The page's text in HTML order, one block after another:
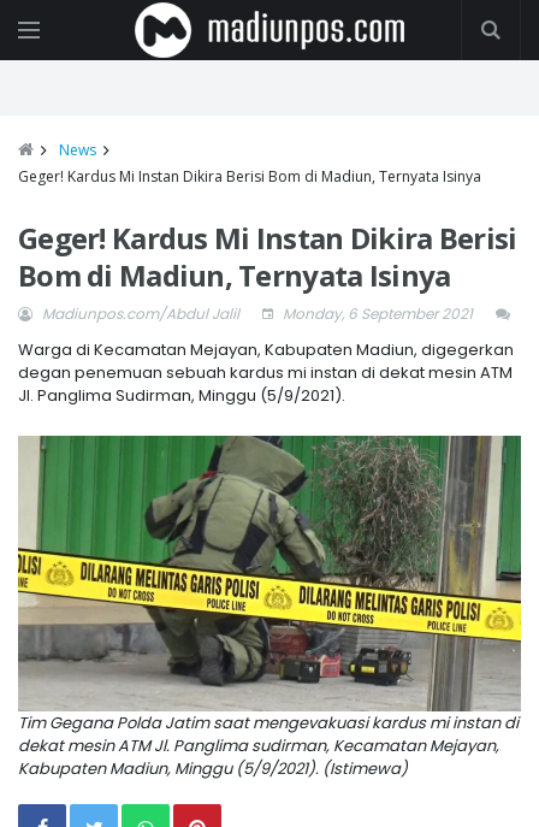
News
Geger! Kardus Mi Instan Dikira Berisi Bom di Madiun, Ternyata Isinya
Geger! Kardus Mi Instan Dikira Berisi
Bom di Madiun, Ternyata Isinya
Madiunpos.com/Abdul Jalil Monday, 6 September 2021
Warga di Kecamatan Mejayan, Kabupaten Madiun, digegerkan
degan penemuan sebuah kardus mi instan di dekat mesin ATM
Jl. Panglima Sudirman, Minggu (5/9/2021).
Tim Gegana Polda Jatim saat mengevakuasi kardus mi instan di
dekat mesin ATM Jl. Panglima sudirman, Kecamatan Mejayan,
Kabupaten Madiun, Minggu (5/9/2021). (Istimewa)